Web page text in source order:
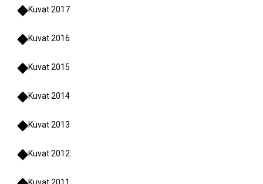
Kuvat 2017
Kuvat 2016
Kuvat 2015
Kuvat 2014
Kuvat 2013
Kuvat 2012